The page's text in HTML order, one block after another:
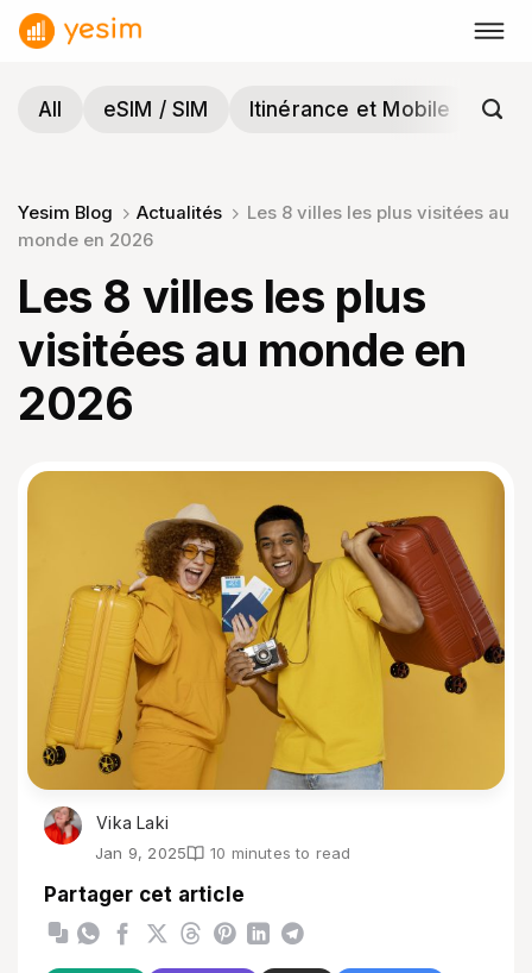
Passer
au
All
eSIM / SIM Itinérance et Mobile
Yesim Blog Actualités
Les 8 villes les plus visitées au
monde en 2026
Les 8 villes les plus
visitées au monde en
2026
Vika Laki
Jan 9, 2025 10 minutes to read
Partager cet article